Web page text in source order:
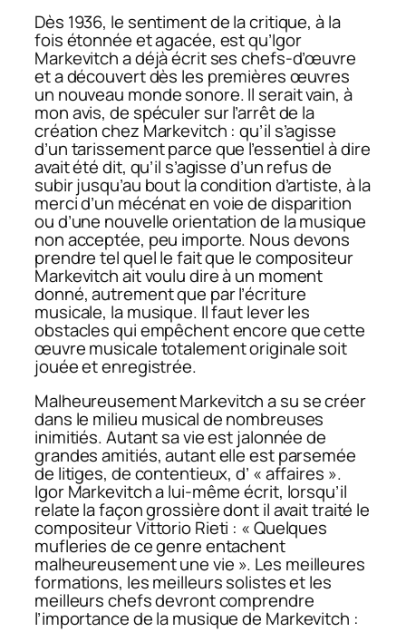
Dès 1936, le sentiment de la critique, à la
fois étonnée et agacée, est qu’Igor
Markevitch a déjà écrit ses chefs-d’œuvre
et a découvert dès les premières œuvres
un nouveau monde sonore. Il serait vain, à
mon avis, de spéculer sur l’arrêt de la
création chez Markevitch : qu’il s’agisse
d’un tarissement parce que l’essentiel à dire
avait été dit, qu’il s’agisse d’un refus de
subir jusqu’au bout la condition d’artiste, à la
merci d’un mécénat en voie de disparition
ou d’une nouvelle orientation de la musique
non acceptée, peu importe. Nous devons
prendre tel quel le fait que le compositeur
Markevitch ait voulu dire à un moment
donné, autrement que par l’écriture
musicale, la musique. Il faut lever les
obstacles qui empêchent encore que cette
œuvre musicale totalement originale soit
jouée et enregistrée.
Malheureusement Markevitch a su se créer
dans le milieu musical de nombreuses
inimitiés. Autant sa vie est jalonnée de
grandes amitiés, autant elle est parsemée
de litiges, de contentieux, d’ « affaires ».
Igor Markevitch a lui-même écrit, lorsqu’il
relate la façon grossière dont il avait traité le
compositeur Vittorio Rieti : « Quelques
mufleries de ce genre entachent
malheureusement une vie ». Les meilleures
formations, les meilleurs solistes et les
meilleurs chefs devront comprendre
l’importance de la musique de Markevitch :